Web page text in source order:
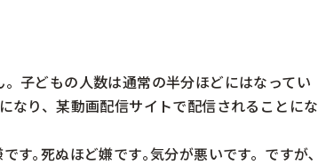
子どもの人数は通常の半分ほどにはなってい
なり、某動画配信サイトで配信されることにな
す｡死ぬほど嫌です｡気分が悪いです。ですが､